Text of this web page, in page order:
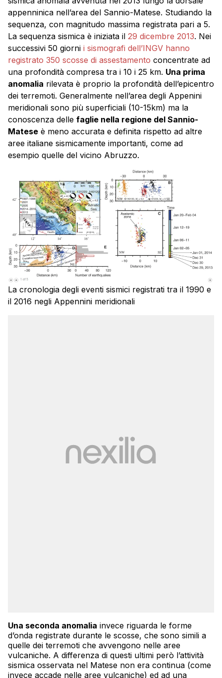
appenninica nell’area del Sannio-Matese. Studiando la
sequenza, con magnitudo massima registrata pari a 5.
La sequenza sismica è iniziata il 29 dicembre 2013. Nei
successivi 50 giorni i sismografi dell’INGV hanno
registrato 350 scosse di assestamento concentrate ad
una profondità compresa tra i 10 i 25 km. Una prima
anomalia rilevata è proprio la profondità dell’epicentro
dei terremoti. Generalmente nell’area degli Appenini
meridionali sono più superficiali (10-15km) ma la
conoscenza delle faglie nella regione del Sannio-
Matese è meno accurata e definita rispetto ad altre
aree italiane sismicamente importanti, come ad
esempio quelle del vicino Abruzzo.
La cronologia degli eventi sismici registrati tra il 1990 e
il 2016 negli Appennini meridionali
Una seconda anomalia invece riguarda le forme
d’onda registrate durante le scosse, che sono simili a
quelle dei terremoti che avvengono nelle aree
vulcaniche. A differenza di questi ultimi però l’attività
sismica osservata nel Matese non era continua (come
invece accade nelle aree vulcaniche) ed ad una